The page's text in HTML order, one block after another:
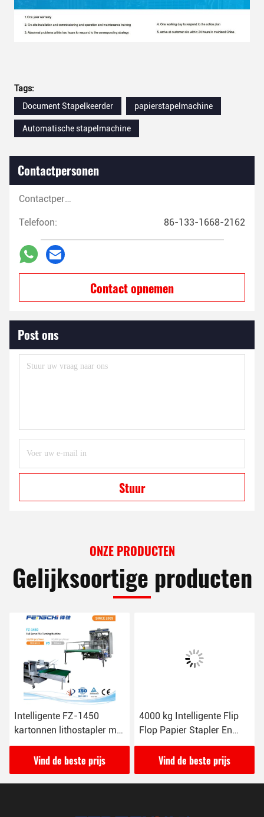
Tags:
Document Stapelkeerder
papierstapelmachine
Automatische stapelmachine
Contactpersonen
Contactpersonen:
Telefoon: 86-133-1668-2162
Contact opnemen
Post ons
Stuur
ONZE PRODUCTEN
Gelijksoortige producten
Intelligente FZ-1450
kartonnen lithostapler met
automatische
palletvoeding
Vind de beste prijs
4000 kg Intelligente Flip
Flop Papier Stapler En
Turner 380VAC/4P
Vind de beste prijs